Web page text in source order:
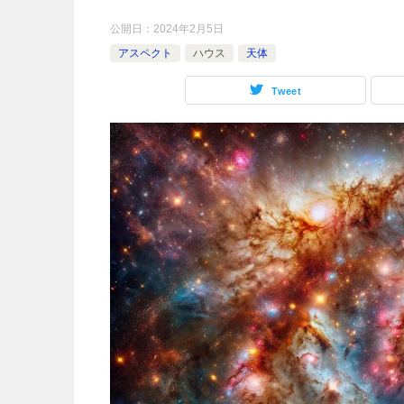
公開日： 2024年2月5日
アスペクト
ハウス 天体
Tweet